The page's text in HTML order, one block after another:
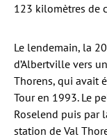
123 kilomètres de
Le lendemain, la
d’Albertville vers
Thorens, qui avait
Tour en 1993. Le
Roselend puis par
station de Val